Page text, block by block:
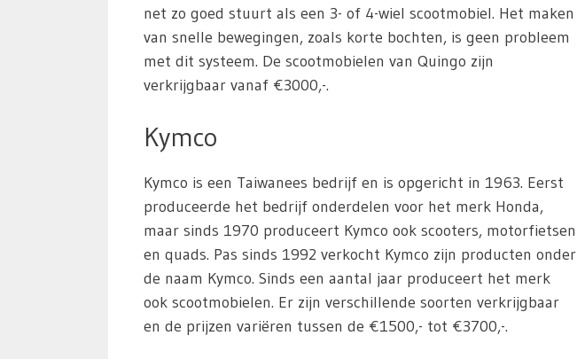
net zo goed stuurt als een 3- of 4-wiel scootmobiel. Het maken
van snelle bewegingen, zoals korte bochten, is geen probleem
met dit systeem. De scootmobielen van Quingo zijn
verkrijgbaar vanaf €3000,-.
Kymco
Kymco is een Taiwanees bedrijf en is opgericht in 1963. Eerst
produceerde het bedrijf onderdelen voor het merk Honda,
maar sinds 1970 produceert Kymco ook scooters, motorfietsen
en quads. Pas sinds 1992 verkocht Kymco zijn producten onder
de naam Kymco. Sinds een aantal jaar produceert het merk
ook scootmobielen. Er zijn verschillende soorten verkrijgbaar
en de prijzen variëren tussen de €1500,- tot €3700,-.